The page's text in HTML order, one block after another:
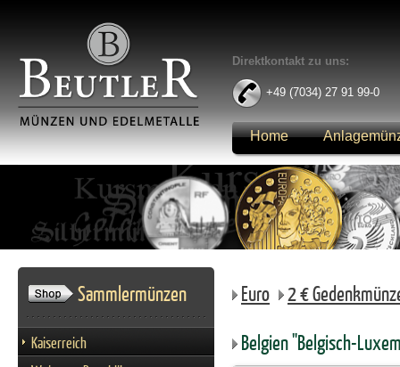
Direktkontakt zu uns:
+49 (7034) 27 91 99-0
Home
Anmelden
Sammlermünzen
Kaiserreich
Euro
2 €
Belgien "Belgisch-